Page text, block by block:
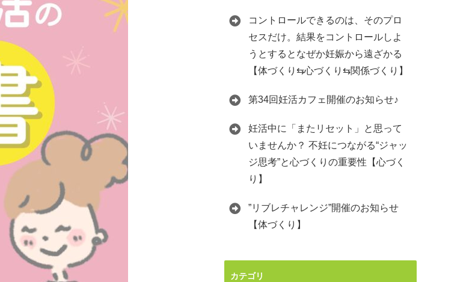
コントロールできるのは、そのプロ
セスだけ。結果をコントロールしよ
うとするとなぜか妊娠から遠ざかる
【体づくり⇆心づくり⇆関係づくり】
第34回妊活カフェ開催のお知らせ♪
妊活中に「またリセット」と思って
いませんか？ 不妊につながる“ジャッ
ジ思考”と心づくりの重要性【心づく
り】
”リブレチャレンジ”開催のお知らせ
【体づくり】
カテゴリ